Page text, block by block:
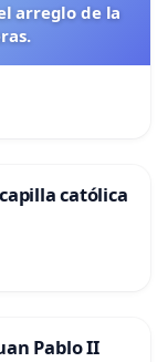
arreglo de la
católica
Pablo II